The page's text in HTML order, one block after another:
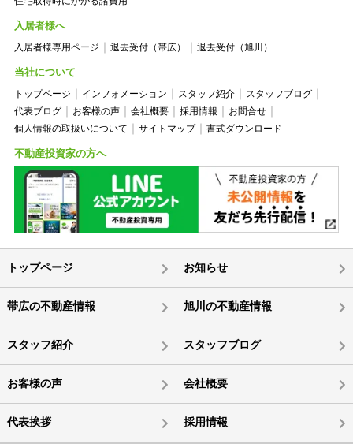
入居者様へ
入居者様専用ページ 退去受付（帯広） 退去受付（旭川）
当社について
トップページ インフォメーション スタッフ紹介
スタッフブログ
代表ブログ
お客様の声 会社概要 採用情報
お問合せ
個人情報の取扱いについて
サイトマップ 書式ダウンロード
不動産投資家の方へ
トップページ お知らせ
帯広の不動産情報 旭川の不動産情報
スタッフ紹介 スタッフブログ
お客様の声 会社概要
代表挨拶 採用情報